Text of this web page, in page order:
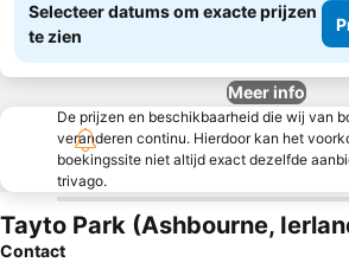
Selecteer datums om exacte prijzen
te zien
Meer info
De prijzen en beschikbaarheid die wij van
veranderen continu. Hierdoor kan het
boekingssite niet altijd exact dezelfde
trivago.
Tayto Park (Ashbourne,
Contact